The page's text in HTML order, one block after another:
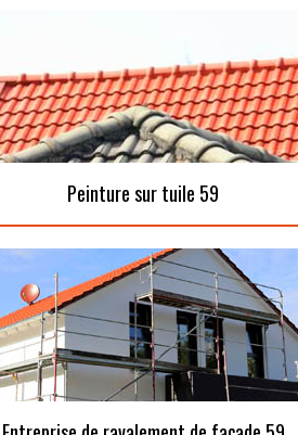
Peinture sur tuile 59